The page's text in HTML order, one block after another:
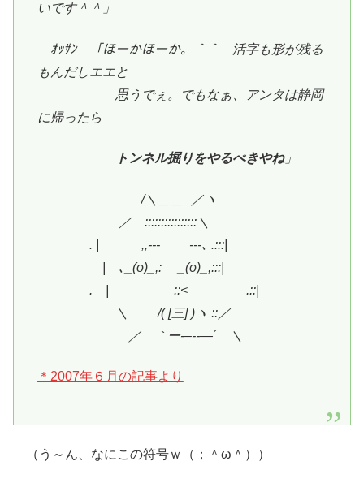
いです＾＾」
ｵｯｻﾝ 「ほーかほーか。＾＾ 活字も形が残る
もんだしエエと
思うでぇ。でもなぁ、アンタは静岡
に帰ったら
トンネル掘りをやるべきやね」
/＼＿＿_／ヽ
／ ::::::::::::::::＼
. | ,,-‐‐ ‐‐-､ .:::|
| ､_(o)_,: _(o)_,:::|
. | ::< .::|
＼ /( [三] )ヽ ::／
／ ｀ー‐–‐‐―´ ＼
＊2007年６月の記事より
（う～ん、なにこの符号ｗ（；＾ω＾））